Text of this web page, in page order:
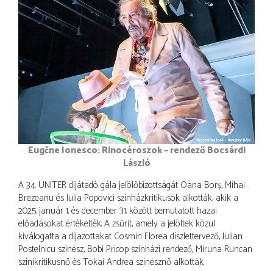
Eugčne Ionesco: Rinocéroszok – rendező Bocsárdi
László
A 34. UNITER díjátadó gála jelölőbizottságát Oana Borș, Mihai
Brezeanu és Iulia Popovici színházkritikusok alkották, akik a
2025. január 1. és december 31. között bemutatott hazai
előadásokat értékelték. A zsűrit, amely a jelöltek közül
kiválogatta a díjazottakat Cosmin Florea díszlettervező, Iulian
Postelnicu színész, Bobi Pricop színházi rendező, Miruna Runcan
színikritikusnő és Tokai Andrea színésznő alkották.